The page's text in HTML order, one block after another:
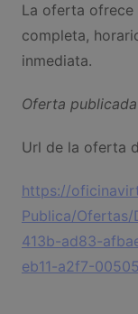
La oferta ofrece
completa,
inmediata.
Oferta
Url de la oferta
https://
Publica/
413b-ad83-
eb11-a2f7-